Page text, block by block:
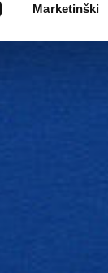
Marketinški